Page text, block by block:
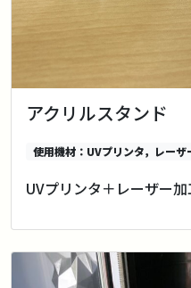
アクリルスタンド
使用機材：UVプリンタ，レーザ
UVプリンタ＋レーザー